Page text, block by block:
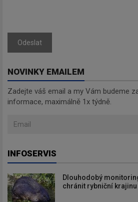
Odeslat
NOVINKY EMAILEM
Zadejte váš email a my Vám budeme
informace, maximálně 1x týdně.
INFOSERVIS
Dlouhodobý
chránit rybniční krajinu